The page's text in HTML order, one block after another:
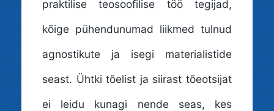
praktilise teosoofilise töö tegijad,
kõige pühendunumad liikmed tulnud
agnostikute ja isegi materialistide
seast. Ühtki tõelist ja siirast tõeotsijat
ei leidu kunagi nende seas, kes